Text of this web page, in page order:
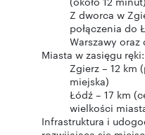
Z dworca w
połączenia do
Warszawy
Miasta w zasięgu ręki:
Zgierz – 12 km
miejska)
Łódź – 17 km
wielkości
Infrastruktura i